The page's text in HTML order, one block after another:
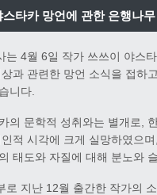
는 4월 6일 작가 쓰쓰이 야스
과 관련한 망언 소식을 접하
니다.
의 문학적 성취와는 별개로,
적 시각에 크게 실망하였으
태도와 자질에 대해 분노와
로 지난 12월 출간한 작가의